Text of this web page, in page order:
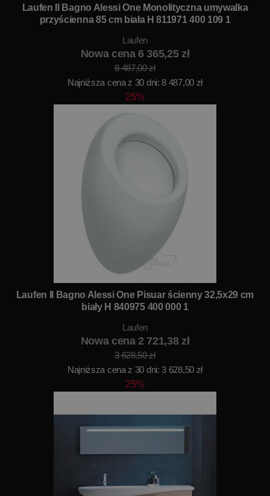
Laufen Il Bagno Alessi One Monolityczna umywalka
przyścienna 85 cm biała H 811971 400 109 1
Laufen
Nowa cena 6 365,25 zł
8 487,00 zł
Najniższa cena z 30 dni: 8 487,00 zł
25%
Laufen Il Bagno Alessi One Pisuar ścienny 32,5x29 cm
biały H 840975 400 000 1
Laufen
Nowa cena 2 721,38 zł
3 628,50 zł
Najniższa cena z 30 dni: 3 628,50 zł
25%